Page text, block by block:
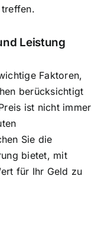
Leistung
Faktoren,
berücksichtigt
ist nicht immer
Sie die
bietet, mit
für Ihr Geld zu